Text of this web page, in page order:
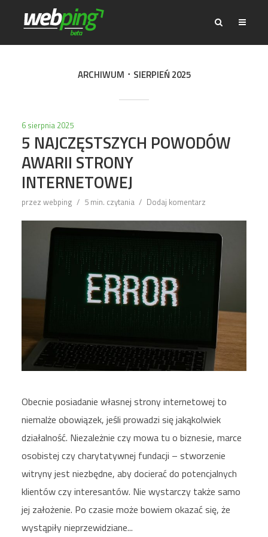
ARCHIWUM SIERPIEŃ 2025
6 sierpnia 2025
5 NAJCZĘSTSZYCH POWODÓW
AWARII STRONY
INTERNETOWEJ
przez webping 5 min. czytania Dodaj komentarz
Obecnie posiadanie własnej strony internetowej to
niemalże obowiązek, jeśli prowadzi się jakąkolwiek
działalność. Niezależnie czy mowa tu o biznesie, marce
osobistej czy charytatywnej fundacji – stworzenie
witryny jest niezbędne, aby docierać do potencjalnych
klientów czy interesantów. Nie wystarczy także samo
jej założenie. Po czasie może bowiem okazać się, że
wystąpiły nieprzewidziane...